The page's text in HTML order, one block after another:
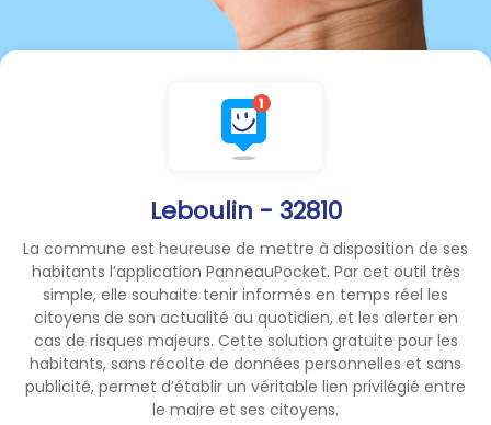
Leboulin - 32810
La commune est heureuse de mettre à disposition de ses
habitants l’application PanneauPocket. Par cet outil très
simple, elle souhaite tenir informés en temps réel les
citoyens de son actualité au quotidien, et les alerter en
cas de risques majeurs. Cette solution gratuite pour les
habitants, sans récolte de données personnelles et sans
publicité, permet d’établir un véritable lien privilégié entre
le maire et ses citoyens.
– le dimanche & jours fériés :
L’arrêté préfectoral du 31
décembre 2014 relatif à la
entre autre "les travaux
l'aide d'outils ou d'appareils
susceptibles de causer une
gène pour le voisinage en
raison de leur intensité sonore,
tels que tondeuses à gazon,
motoculteurs, tronçonneuses,
perceuses, raboteuses ou